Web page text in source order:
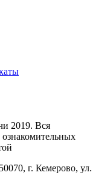
2019. Вся
г. Кемерово, ул.